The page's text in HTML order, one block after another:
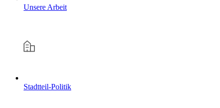
Unsere Arbeit
Stadtteil-Politik